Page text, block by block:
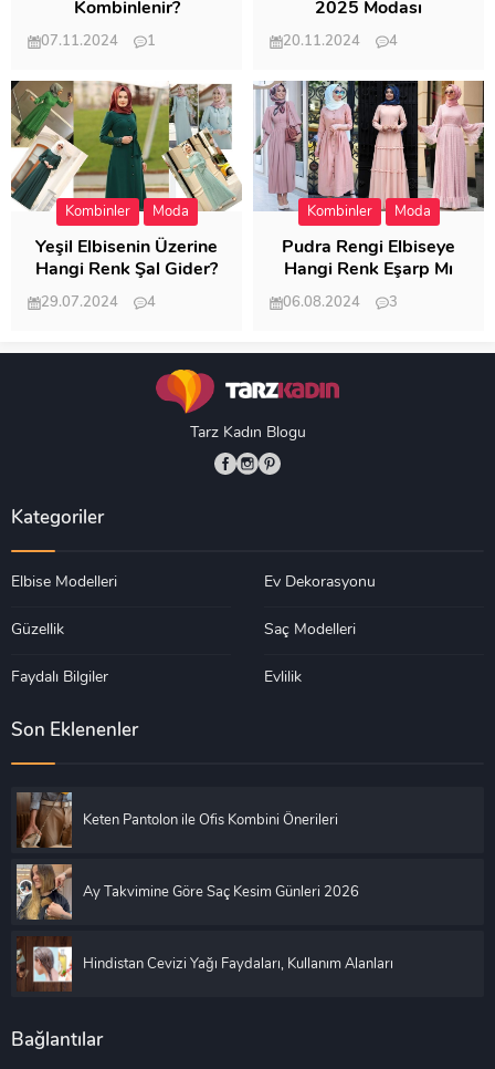
Kombinlenir?
07.11.2024
1
2025 Modası
20.11.2024
4
Kombinler Moda
Yeşil Elbisenin Üzerine
Hangi Renk Şal Gider?
29.07.2024
4
Kombinler Moda
Pudra Rengi Elbiseye
Hangi Renk Eşarp Mı
Dedi Birisi
06.08.2024
3
Tarz Kadın Blogu
Kategoriler
Elbise Modelleri Ev Dekorasyonu
Güzellik Saç Modelleri
Faydalı Bilgiler Evlilik
Son Eklenenler
Keten Pantolon ile Ofis Kombini Önerileri
Ay Takvimine Göre Saç Kesim Günleri 2026
Hindistan Cevizi Yağı Faydaları, Kullanım Alanları
Bağlantılar